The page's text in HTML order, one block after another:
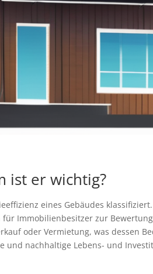
ist er wichtig?
eines Gebäudes
Immobilienbesitzer zur
oder Vermietung, was dessen
und nachhaltige Lebens- und